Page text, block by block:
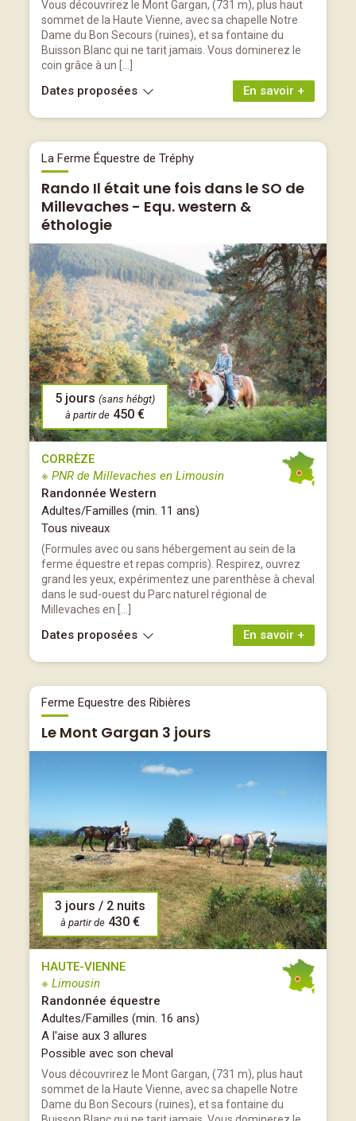
Vous découvrirez le Mont Gargan, (731 m), plus haut
sommet de la Haute Vienne, avec sa chapelle Notre
Dame du Bon Secours (ruines), et sa fontaine du
Buisson Blanc qui ne tarit jamais. Vous dominerez le
coin grâce à un […]
En savoir +
Dates proposées
La Ferme Équestre de Tréphy
Rando Il était une fois dans le SO de
Millevaches - Equ. western &
éthologie
5 jours (sans hébgt)
à partir de 450 €
CORRÈZE
※ PNR de Millevaches en Limousin
Randonnée Western
Adultes/Familles (min. 11 ans)
Tous niveaux
(Formules avec ou sans hébergement au sein de la
ferme équestre et repas compris). Respirez, ouvrez
grand les yeux, expérimentez une parenthèse à cheval
dans le sud-ouest du Parc naturel régional de
Millevaches en […]
En savoir +
Dates proposées
Ferme Equestre des Ribières
Le Mont Gargan 3 jours
3 jours / 2 nuits
à partir de 430 €
HAUTE-VIENNE
※ Limousin
Randonnée équestre
Adultes/Familles (min. 16 ans)
A l'aise aux 3 allures
Possible avec son cheval
Vous découvrirez le Mont Gargan, (731 m), plus haut
sommet de la Haute Vienne, avec sa chapelle Notre
Dame du Bon Secours (ruines), et sa fontaine du